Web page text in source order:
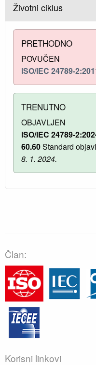
Životni ciklus
PRETHODNO
POVUČEN
ISO/IEC 24789-
TRENUTNO
OBJAVLJEN
ISO/IEC 24789-
60.60Standard
8. 1. 2024.
Član:
Korisni linkovi